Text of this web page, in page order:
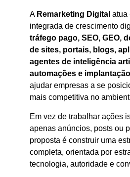
A Remarketing Digital atua
integrada de crescimento
tráfego pago, SEO, GEO,
de sites, portais, blogs,
agentes de inteligência
automações e
ajudar empresas a se
mais competitiva no
Em vez de trabalhar ações
apenas anúncios, posts ou
proposta é construir uma
completa, orientada por
tecnologia, autoridade e